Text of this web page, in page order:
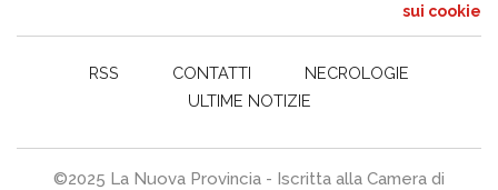
sui cookie
RSS CONTATTI
NECROLOGIE
ULTIME NOTIZIE
©2025 La Nuova Provincia - Iscritta alla Camera di